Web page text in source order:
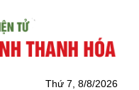
Thứ 7, 8/8/2026